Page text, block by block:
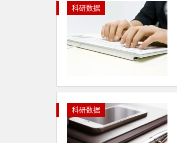
科研数据
科研数据